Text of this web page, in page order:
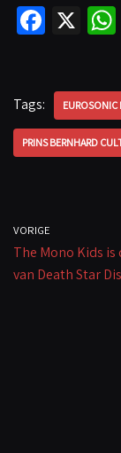
Fa
o
o
k
X
Tags: EUROSONIC
PRINS BERNHARD
VORIGE
The Mono Kids
van Death Star